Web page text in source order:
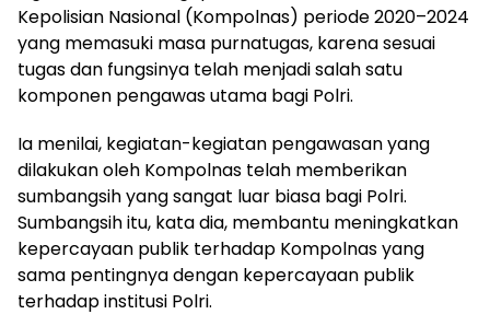
Kepolisian Nasional (Kompolnas) periode 2020–2024
yang memasuki masa purnatugas, karena sesuai
tugas dan fungsinya telah menjadi salah satu
komponen pengawas utama bagi Polri.
Ia menilai, kegiatan-kegiatan pengawasan yang
dilakukan oleh Kompolnas telah memberikan
sumbangsih yang sangat luar biasa bagi Polri.
Sumbangsih itu, kata dia, membantu meningkatkan
kepercayaan publik terhadap Kompolnas yang
sama pentingnya dengan kepercayaan publik
terhadap institusi Polri.